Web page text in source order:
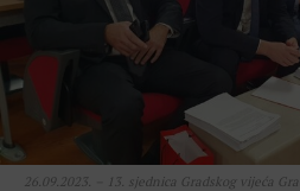
26.09.2023. – 13. sjednica Gradskog vijeća